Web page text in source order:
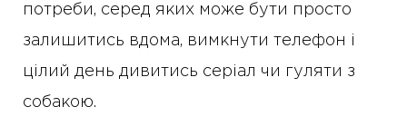
потреби, серед яких може бути просто
залишитись вдома, вимкнути телефон і
цілий день дивитись серіал чи гуляти з
собакою.